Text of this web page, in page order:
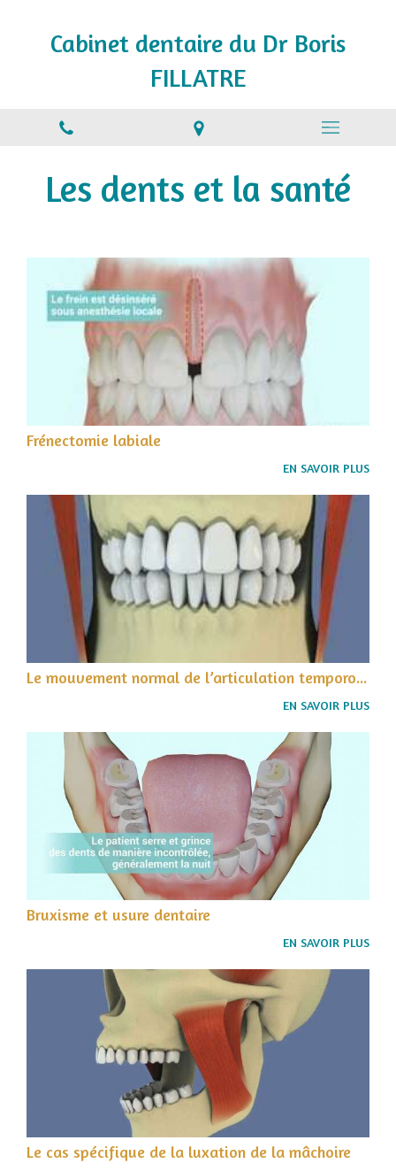
Cabinet dentaire du Dr Boris
FILLATRE
Les dents et la santé
Frénectomie labiale
EN SAVOIR PLUS
Le mouvement normal de l’articulation temporo-mandibulaire
EN SAVOIR PLUS
Bruxisme et usure dentaire
EN SAVOIR PLUS
Le cas spécifique de la luxation de la mâchoire